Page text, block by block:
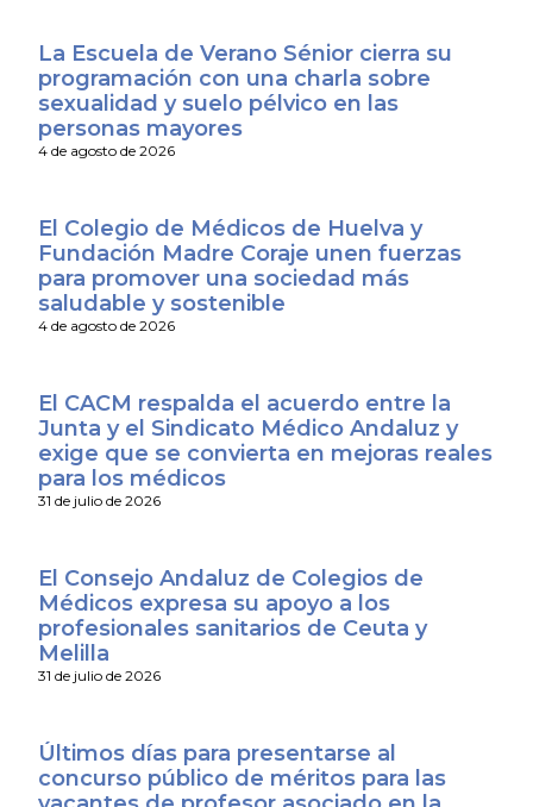
La Escuela de Verano Sénior cierra su
programación con una charla sobre
sexualidad y suelo pélvico en las
personas mayores
4 de agosto de 2026
El Colegio de Médicos de Huelva y
Fundación Madre Coraje unen fuerzas
para promover una sociedad más
saludable y sostenible
4 de agosto de 2026
El CACM respalda el acuerdo entre la
Junta y el Sindicato Médico Andaluz y
exige que se convierta en mejoras reales
para los médicos
31 de julio de 2026
El Consejo Andaluz de Colegios de
Médicos expresa su apoyo a los
profesionales sanitarios de Ceuta y
Melilla
31 de julio de 2026
Últimos días para presentarse al
concurso público de méritos para las